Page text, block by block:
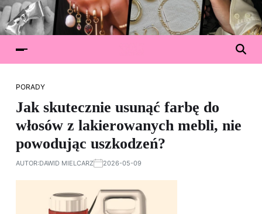
PORADY
Jak skutecznie usunąć farbę do
włosów z lakierowanych mebli, nie
powodując uszkodzeń?
AUTOR:DAWID MIELCARZ 2026-05-09